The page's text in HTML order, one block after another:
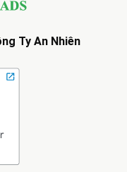
Ty An Nhiên